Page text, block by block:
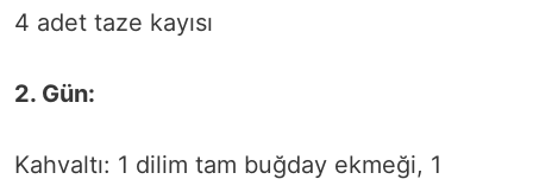
4 adet taze kayısı
2. Gün:
Kahvaltı: 1 dilim tam buğday ekmeği, 1